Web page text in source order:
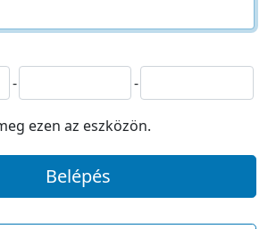
-
-
ezen az eszközön.
Belépés